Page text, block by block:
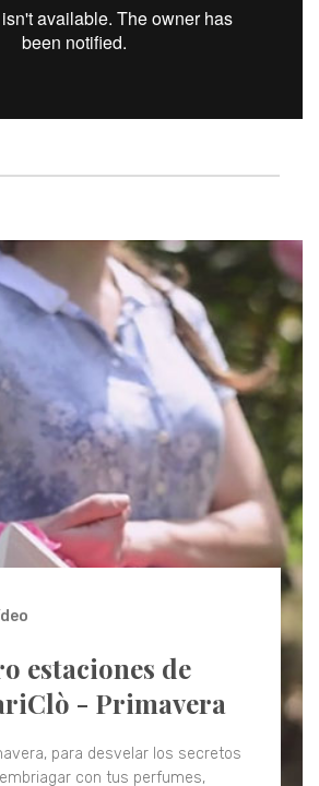
estaciones de
- Primavera
para desvelar los secretos
con tus perfumes,